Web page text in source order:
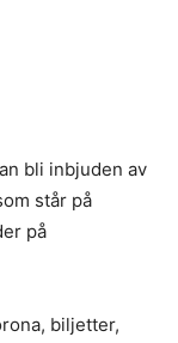
bli inbjuden av
står på
på
biljetter,